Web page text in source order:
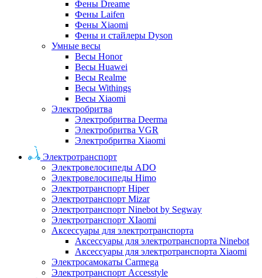
Фены Dreame
Фены Laifen
Фены Xiaomi
Фены и стайлеры Dyson
Умные весы
Весы Honor
Весы Huawei
Весы Realme
Весы Withings
Весы Xiaomi
Электробритва
Электробритва Deerma
Электробритва VGR
Электробритва Xiaomi
Электротранспорт
Электровелосипеды ADO
Электровелосипеды Himo
Электротранспорт Hiper
Электротранспорт Mizar
Электротранспорт Ninebot by Segway
Электротранспорт XIaomi
Аксессуары для электротранспорта
Аксессуары для электротранспорта Ninebot
Аксессуары для электротранспорта Xiaomi
Электросамокаты Carmega
Электротранспорт Accesstyle